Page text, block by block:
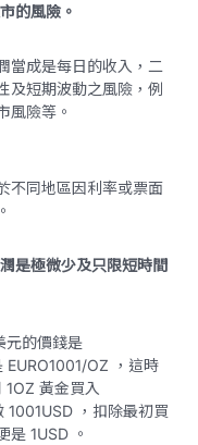
的風險。
當成是每日的收入，二
及短期波動之風險，例
風險等。
不同地區因利率或票面
是極微少及只限短時間
元的價錢是
OZ ，這時
黃金買入
1001USD ，扣除最初買
是 1USD 。